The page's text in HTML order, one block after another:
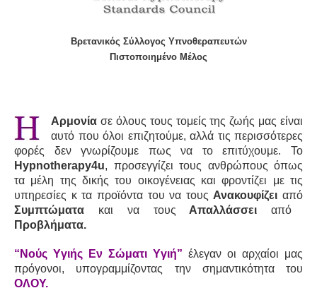
Βρετανικός Σύλλογος Υπνοθεραπευτών
Πιστοποιημένο Μέλος
Αρμονία σε όλους τους τομείς της ζωής μας είναι
αυτό που όλοι επιζητούμε, αλλά τις περισσότερες
φορές δεν γνωρίζουμε πως να το επιτύχουμε. Το
Hypnotherapy4u, προσεγγίζει τους ανθρώπους όπως
τα μέλη της δικής του οικογένειας και φροντίζει με τις
υπηρεσίες κ τα προϊόντα του να τους Ανακουφίζει από
Συμπτώματα και να τους Απαλλάσσειαπό
Προβλήματα.
“Νούς Yγιής Eν Σώματι Yγιή” έλεγαν οι αρχαίοι μας
πρόγονοι, υπογραμμίζοντας την σημαντικότητα του
ΟΛΟΥ.